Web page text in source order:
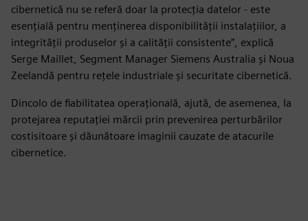
cibernetică nu se referă doar la protecția datelor - este
esențială pentru menținerea disponibilității instalațiilor, a
integrității produselor și a calității consistente”, explică
Serge Maillet, Segment Manager Siemens Australia și Noua
Zeelandă pentru rețele industriale și securitate cibernetică.
Dincolo de fiabilitatea operațională, ajută, de asemenea, la
protejarea reputației mărcii prin prevenirea perturbărilor
costisitoare și dăunătoare imaginii cauzate de atacurile
cibernetice.